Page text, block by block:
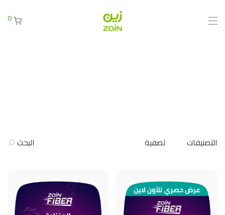
0
التصنيفات تصفية البحث